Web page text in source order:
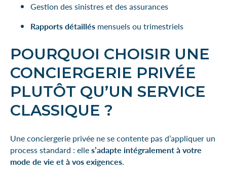
Gestion des sinistres et des assurances
Rapports détaillés mensuels ou trimestriels
POURQUOI CHOISIR UNE
CONCIERGERIE PRIVÉE
PLUTÔT QU’UN SERVICE
CLASSIQUE ?
Une conciergerie privée ne se contente pas d’appliquer un
process standard : elles’adapte intégralement à votre
mode de vie et à vos exigences.